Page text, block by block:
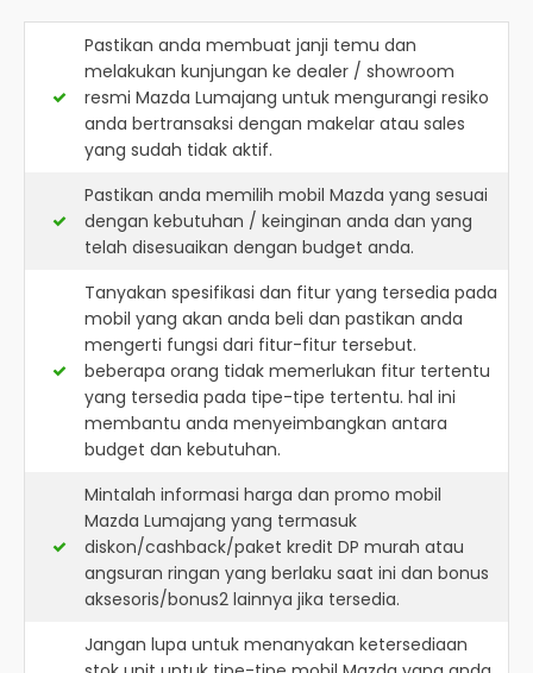
Pastikan anda membuat janji temu dan
melakukan kunjungan ke dealer / showroom
resmi Mazda Lumajang untuk mengurangi resiko
anda bertransaksi dengan makelar atau sales
yang sudah tidak aktif.
Pastikan anda memilih mobil Mazda yang sesuai
dengan kebutuhan / keinginan anda dan yang
telah disesuaikan dengan budget anda.
Tanyakan spesifikasi dan fitur yang tersedia pada
mobil yang akan anda beli dan pastikan anda
mengerti fungsi dari fitur-fitur tersebut.
beberapa orang tidak memerlukan fitur tertentu
yang tersedia pada tipe-tipe tertentu. hal ini
membantu anda menyeimbangkan antara
budget dan kebutuhan.
Mintalah informasi harga dan promo mobil
Mazda Lumajang yang termasuk
diskon/cashback/paket kredit DP murah atau
angsuran ringan yang berlaku saat ini dan bonus
aksesoris/bonus2 lainnya jika tersedia.
Jangan lupa untuk menanyakan ketersediaan